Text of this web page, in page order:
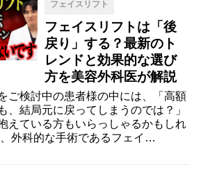
フェイスリフト
フェイスリフトは「後
戻り」する？最新のト
レンドと効果的な選び
方を美容外科医が解説
ご検討中の患者様の中には、「高額
、結局元に戻ってしまうのでは？」
えている方もいらっしゃるかもしれ
外科的な手術であるフェイ…